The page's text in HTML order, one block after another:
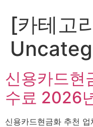
[카테고
신용카드현
수료 2026
신용카드현금화 추천